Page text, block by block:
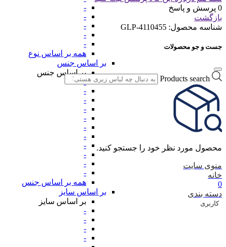
-
-
-
-
-
همه بر اساس نوع
بر اساس جنس
بر اساس جنس
-
-
-
-
-
-
-
-
-
-
-
همه بر اساس جنس
بر اساس سایز
بر اساس سایز
-
-
-
-
0 پرسش و پاسخ
بازگشت
شناسه محصول: GLP-4110455
جست و جو محصولات
Products search
محصول مورد نظر خود را جستجو کنید.
منوی سایت
خانه
0
دسته بندی
کاربری